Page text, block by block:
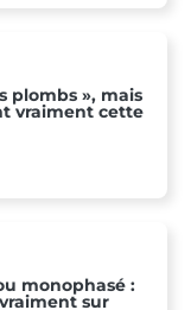
plombs », mais
vraiment cette
monophasé :
sur